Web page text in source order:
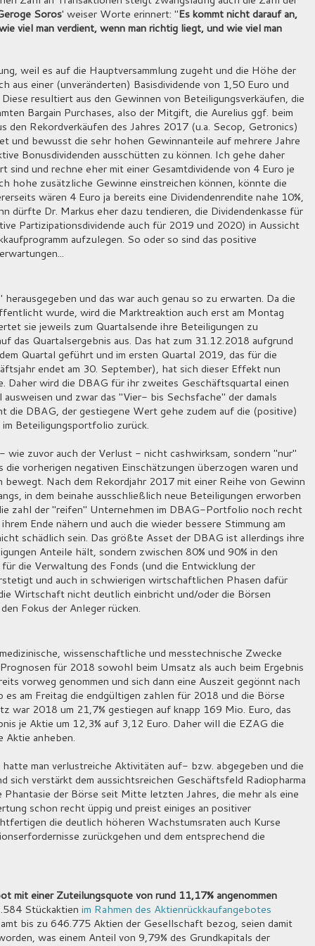
Soros' weiser Worte erinnert: "Es kommt nicht darauf an,
viel man verdient, wenn man richtig liegt, und wie viel man
weil es auf die Hauptversammlung zugeht und die Höhe der
aus einer (unveränderten) Basisdividende von 1,50 Euro und
resultiert aus den Gewinnen von Beteiligungsverkäufen, die
Bargain Purchases, also der Mitgift, die Aurelius ggf. beim
den Rekordverkäufen des Jahres 2017 (u.a. Secop, Getronics)
und bewusst die sehr hohen Gewinnanteile auf mehrere Jahre
Bonusdividenden ausschütten zu können. Ich gehe daher
sind und rechne eher mit einer Gesamtdividende von 4 Euro je
hohe zusätzliche Gewinne einstreichen können, könnte die
wären 4 Euro ja bereits eine Dividendenrendite nahe 10%,
dürfte Dr. Markus eher dazu tendieren, die Dividendenkasse für
Partizipationsdividende auch für 2019 und 2020) in Aussicht
aufzulegen. So oder so sind das positive
und das war auch genau so zu erwarten. Da die
wurde, wird die Marktreaktion auch erst am Montag
sie jeweils zum Quartalsende ihre Beteiligungen zu
das Quartalsergebnis aus. Das hat zum 31.12.2018 aufgrund
Quartal geführt und im ersten Quartal 2019, das für die
endet am 30. September), hat sich dieser Effekt nun
Daher wird die DBAG für ihr zweites Geschäftsquartal einen
und zwar das "Vier- bis Sechsfache" der damals
die DBAG, der gestiegene Wert gehe zudem auf die (positive)
Beteiligungsportfolio zurück.
zuvor auch der Verlust - nicht cashwirksam, sondern "nur"
vorherigen negativen Einschätzungen überzogen waren und
Nach dem Rekordjahr 2017 mit einer Reihe von Gewinn
in dem beinahe ausschließlich neue Beteiligungen erworben
zahl der "reifen" Unternehmen im DBAG-Portfolio noch recht
Ende nähern und auch die wieder bessere Stimmung am
schädlich sein. Das größte Asset der DBAG ist allerdings ihre
Anteile hält, sondern zwischen 80% und 90% in den
die Verwaltung des Fonds (und die Entwicklung der
und auch in schwierigen wirtschaftlichen Phasen dafür
Wirtschaft nicht deutlich einbricht und/oder die Börsen
Fokus der Anleger rücken.
wissenschaftliche und messtechnische Zwecke
für 2018 sowohl beim Umsatz als auch beim Ergebnis
vorweg genommen und sich dann eine Auszeit gegönnt nach
am Freitag die endgültigen zahlen für 2018 und die Börse
war 2018 um 21,7% gestiegen auf knapp 169 Mio. Euro, das
je Aktie um 12,3% auf 3,12 Euro. Daher will die EZAG die
Aktie anheben.
man verlustreiche Aktivitäten auf- bzw. abgegeben und die
verstärkt dem aussichtsreichen Geschäftsfeld Radiopharma
der Börse seit Mitte letzten Jahres, die mehr als eine
schon recht üppig und preist einiges an positiver
die deutlich höheren Wachstumsraten auch Kurse
zurückgehen und dem entsprechend die
mit einer Zuteilungsquote von rund 11,17% angenommen
Stückaktien im Rahmen des Aktienrückkaufangebotes
bis zu 646.775 Aktien der Gesellschaft bezog, seien damit
was einem Anteil von 9,79% des Grundkapitals der